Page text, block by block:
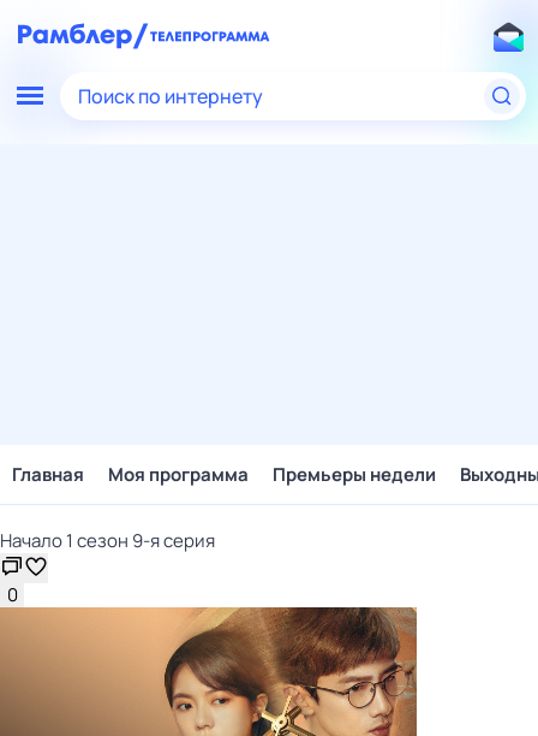
Поиск по интернету
Главная Моя программа Премьеры недели
Начало 1 сезон 9-я серия
0